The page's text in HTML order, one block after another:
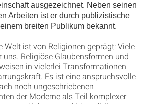
ausgezeichnet. Neben seinen
Arbeiten ist er durch publizistische
breiten Publikum bekannt.
Welt ist von Religionen geprägt: Viele
uns. Religiöse Glaubensformen und
in vielerlei Transformationen
Es ist eine anspruchsvolle
noch ungeschriebenen
der Moderne als Teil komplexer